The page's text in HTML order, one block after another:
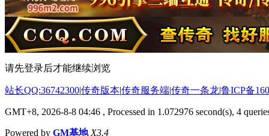
请先登录后才能继续浏览
站长QQ:36742300|传奇版本|传奇服务端|传奇一条龙|鲁ICP备
GMT+8, 2026-8-8 04:46 , Processed in 1.072976 second(s), 4
Powered by GM基地 X3.4